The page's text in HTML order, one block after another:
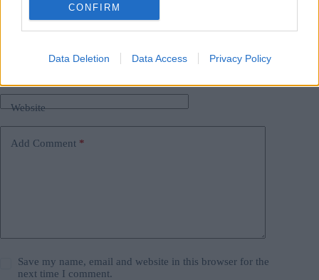
CONFIRM
Data Deletion Data Access Privacy Policy
Your email address will not be published.
Website
Add Comment *
Save my name, email and website in this browser for the
next time I comment.